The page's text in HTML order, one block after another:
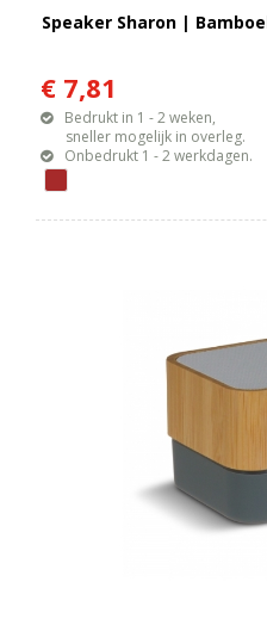
Speaker Sharon |
€ 7,81
Bedrukt in 1 - 2 weken,
sneller mogelijk in overleg.
Onbedrukt 1 - 2 werkdagen.